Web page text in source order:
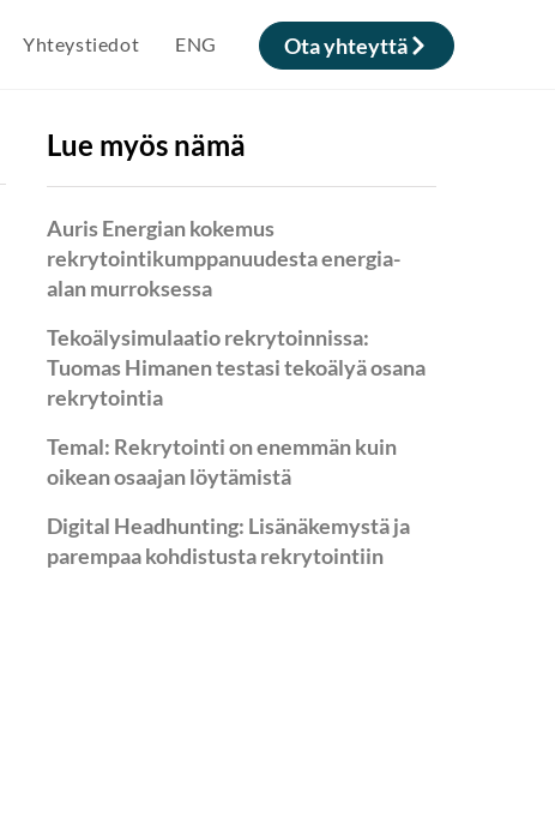
Yhteystiedot ENG Ota yhteyttä
Lue myös nämä
Auris Energian kokemus
rekrytointikumppanuudesta energia-
alan murroksessa
Tekoälysimulaatio rekrytoinnissa:
Tuomas Himanen testasi tekoälyä osana
rekrytointia
Temal: Rekrytointi on enemmän kuin
oikean osaajan löytämistä
Digital Headhunting: Lisänäkemystä ja
parempaa kohdistusta rekrytointiin